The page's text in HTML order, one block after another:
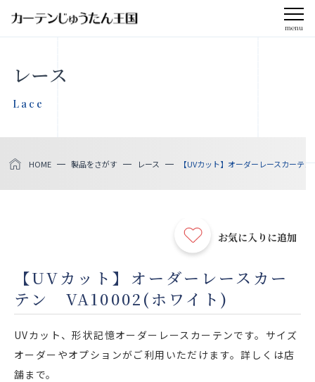
menu
お知らせ
製品をさがす
店舗をさがす
私たちのこだわり
レース
Lace
HOME 製品をさがす レース 【UVカット】オーダーレースカーテ
お気に入りに追加
【UVカット】オーダーレースカー
テン VA10002(ホワイト)
UVカット、形状記憶オーダーレースカーテンです。サイズ
オーダーやオプションがご利用いただけます。詳しくは店
舗まで。